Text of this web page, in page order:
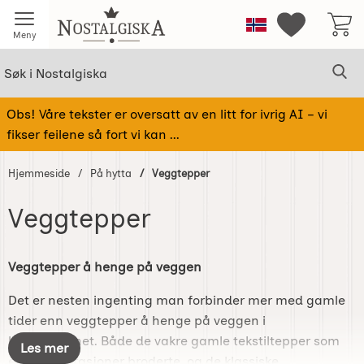
Meny Startsiden for NostalgiskaNorge Mine
Obs! Våre tekster er oversatt av en litt for ivrig AI – vi
fikser feilene så fort vi kan ...
Hjemmeside På hytta Veggtepper
Veggtepper
til
Les mer
Veggtepper å henge på veggen
Det er nesten ingenting man forbinder mer med gamle
tider enn veggtepper å henge på veggen i
landkjøkkenet. Både de vakre gamle tekstiltepper som